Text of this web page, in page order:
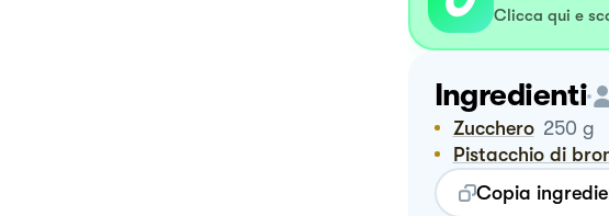
Clicca qui e
Ingredienti
Zucchero 250 g
Pistacchio di
Copia